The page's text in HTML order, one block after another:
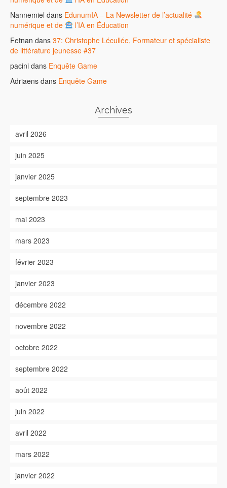
Nannemiel dans EdunumIA – La Newsletter de l’actualité
numérique et de
l’IA en Éducation
Fetnan dans 37: Christophe Lécullée, Formateur et spécialiste
de littérature jeunesse #37
pacini dans Enquête Game
Adriaens dans Enquête Game
Archives
avril 2026
juin 2025
janvier 2025
septembre 2023
mai 2023
mars 2023
février 2023
janvier 2023
décembre 2022
novembre 2022
octobre 2022
septembre 2022
août 2022
juin 2022
avril 2022
mars 2022
janvier 2022